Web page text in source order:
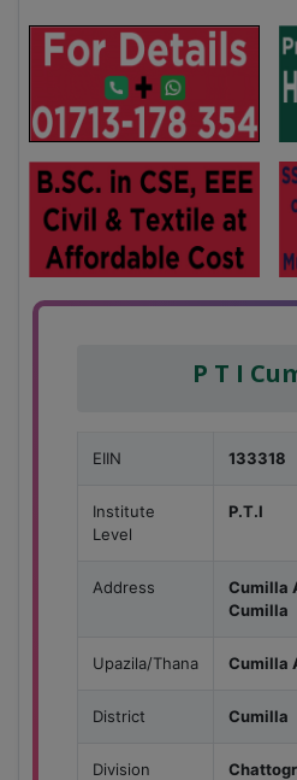
P T I
EIIN 133318
Institute
Level
P.T.I
Address
Cumilla
Cumilla
Upazila/Thana Cumilla
District Cumilla
Division